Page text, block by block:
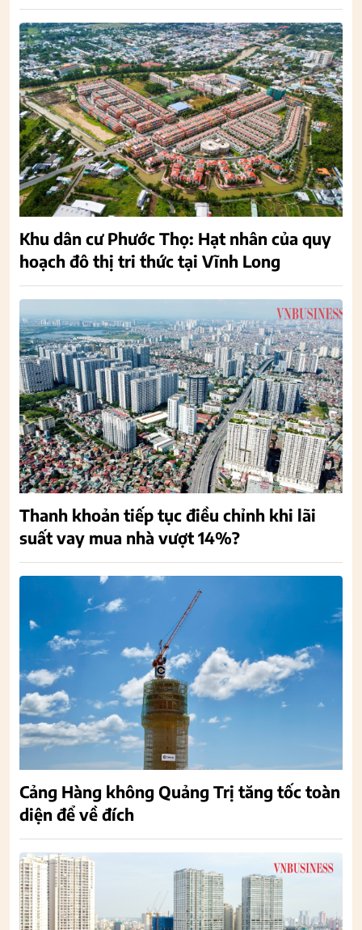
Khu dân cư Phước Thọ: Hạt nhân của quy
hoạch đô thị tri thức tại Vĩnh Long
Thanh khoản tiếp tục điều chỉnh khi lãi
suất vay mua nhà vượt 14%?
Cảng Hàng không Quảng Trị tăng tốc toàn
diện để về đích